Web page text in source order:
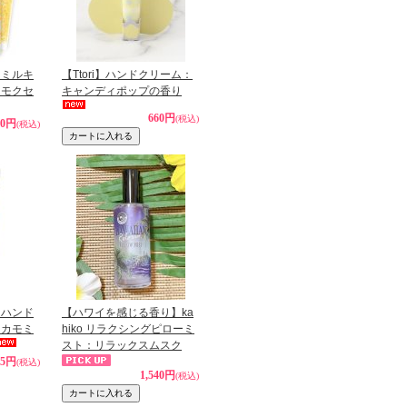
ルキ
クセ
円(税込)
【Ttori】ハンドクリーム：
キャンディポップの香り
660円(税込)
ンド
モミ
円(税込)
【ハワイを感じる香り】ka
hiko リラクシングピローミ
スト：リラックスムスク
1,540円(税込)